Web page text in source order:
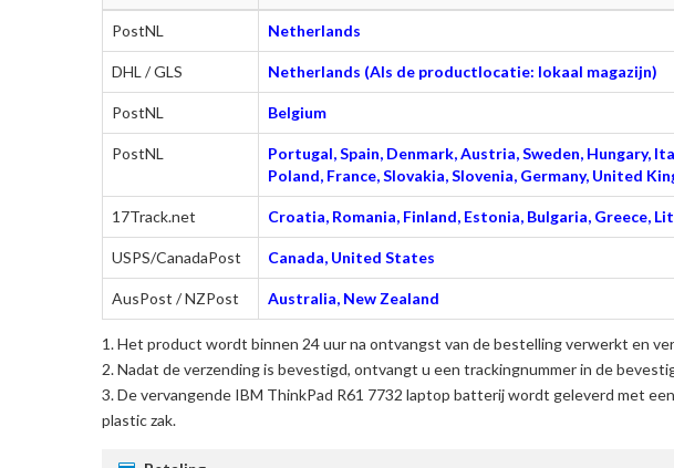
PostNL Netherlands
DHL / GLS Netherlands (Als de productlocatie: lokaal magazijn)
PostNL Belgium
PostNL
Portugal, Spain, Denmark, Austria, Sweden, Hungary,
Poland, France, Slovakia, Slovenia, Germany, United
17Track.net Croatia, Romania, Finland, Estonia, Bulgaria, Greece,
USPS/CanadaPost Canada, United States
AusPost / NZPost Australia, New Zealand
Het product wordt binnen 24 uur na ontvangst van de bestelling verwerkt en
Nadat de verzending is bevestigd, ontvangt u een trackingnummer in de
Devervangende IBM ThinkPad R61 7732 laptop batterijwordt geleverd met
plastic zak.